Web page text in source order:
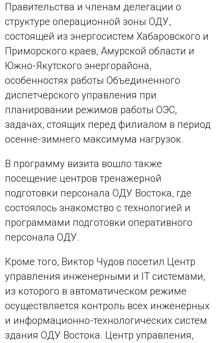
Правительства и членам делегации о
структуре операционной зоны ОДУ,
состоящей из энергосистем Хабаровского и
Приморского краев, Амурской области и
Южно-Якутского энергорайона,
особенностях работы Объединенного
диспетчерского управления при
планировании режимов работы ОЭС,
задачах, стоящих перед филиалом в период
осенне-зимнего максимума нагрузок.
В программу визита вошло также
посещение центров тренажерной
подготовки персонала ОДУ Востока, где
состоялось знакомство с технологией и
программами подготовки оперативного
персонала ОДУ.
Кроме того, Виктор Чудов посетил Центр
управления инженерными и IT системами,
из которого в автоматическом режиме
осуществляется контроль всех инженерных
и информационно-технологических систем
здания ОДУ Востока. Центр управления,